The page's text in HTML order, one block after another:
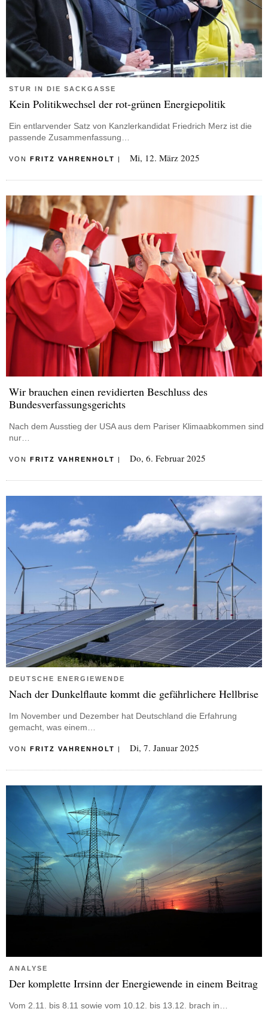
STUR IN DIE SACKGASSE
Kein Politikwechsel der rot-grünen Energiepolitik
Ein entlarvender Satz von Kanzlerkandidat Friedrich Merz ist die
passende Zusammenfassung…
VON FRITZ VAHRENHOLT | Mi, 12. März 2025
Wir brauchen einen revidierten Beschluss des
Bundesverfassungsgerichts
Nach dem Ausstieg der USA aus dem Pariser Klimaabkommen sind
nur…
VON FRITZ VAHRENHOLT | Do, 6. Februar 2025
DEUTSCHE ENERGIEWENDE
Nach der Dunkelflaute kommt die gefährlichere Hellbrise
Im November und Dezember hat Deutschland die Erfahrung
gemacht, was einem…
VON FRITZ VAHRENHOLT Di, 7. Januar 2025
ANALYSE
Der komplette Irrsinn der Energiewende in einem Beitrag
Vom 2.11. bis 8.11 sowie vom 10.12. bis 13.12. brach in…